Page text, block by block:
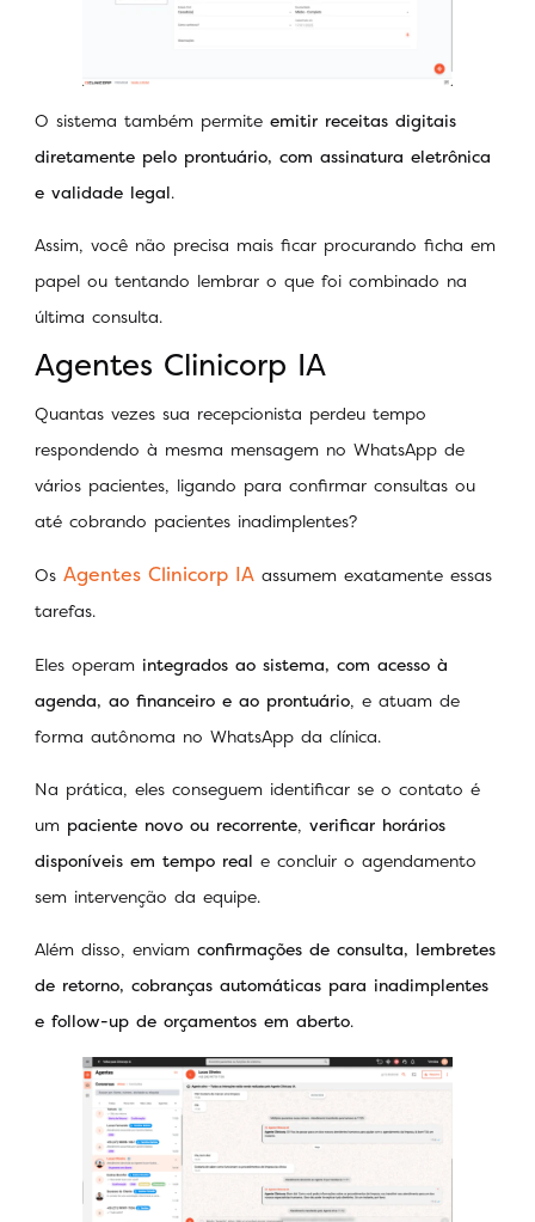
O sistema também permite emitir receitas digitais
diretamente pelo prontuário, com assinatura eletrônica
e validade legal.
Assim, você não precisa mais ficar procurando ficha em
papel ou tentando lembrar o que foi combinado na
última consulta.
Agentes Clinicorp IA
Quantas vezes sua recepcionista perdeu tempo
respondendo à mesma mensagem no WhatsApp de
vários pacientes, ligando para confirmar consultas ou
até cobrando pacientes inadimplentes?
Os Agentes Clinicorp IA assumem exatamente essas
tarefas.
Eles operam integrados ao sistema, com acesso à
agenda, ao financeiro e ao prontuário, e atuam de
forma autônoma no WhatsApp da clínica.
Na prática, eles conseguem identificar se o contato é
um paciente novo ou recorrente, verificar horários
disponíveis em tempo real e concluir o agendamento
sem intervenção da equipe.
Além disso, enviam confirmações de consulta, lembretes
de retorno, cobranças automáticas para inadimplentes
e follow-up de orçamentos em aberto.